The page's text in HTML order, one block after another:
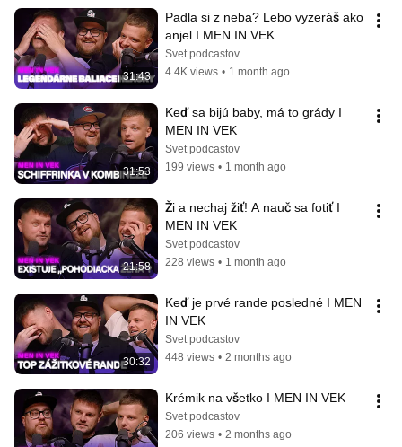
31:43
Padla si z neba? Lebo vyzeráš ako
anjel I MEN IN VEK
Svet podcastov
4.4K views • 1 month ago
31:53
Keď sa bijú baby, má to grády I
MEN IN VEK
Svet podcastov
199 views • 1 month ago
21:58
Ži a nechaj žiť! A nauč sa fotiť I
MEN IN VEK
Svet podcastov
228 views • 1 month ago
30:32
Keď je prvé rande posledné I MEN
IN VEK
Svet podcastov
448 views • 2 months ago
Krémik na všetko I MEN IN VEK
Svet podcastov
206 views • 2 months ago